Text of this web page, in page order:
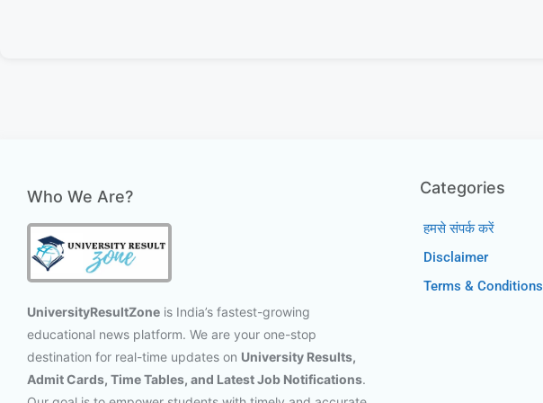
Who We Are?
UniversityResultZone is India’s fastest-growing
educational news platform. We are your one-stop
destination for real-time updates on University Results,
Admit Cards, Time Tables, and Latest Job Notifications.
Categories
हमसे संपर्क करें
Disclaimer
Terms & Conditions